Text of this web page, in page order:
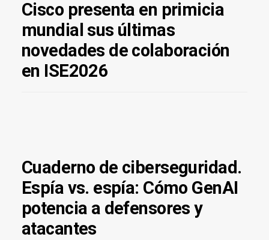
Cisco presenta en primicia
mundial sus últimas
novedades de colaboración
en ISE2026
Cuaderno de ciberseguridad.
Espía vs. espía: Cómo GenAI
potencia a defensores y
atacantes